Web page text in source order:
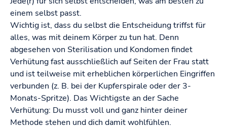
einem selbst passt.
Wichtig ist, dass du selbst die Entscheidung triffst für
alles, was mit deinem Körper zu tun hat. Denn
abgesehen von Sterilisation und Kondomen findet
Verhütung fast ausschließlich auf Seiten der Frau statt
und ist teilweise mit erheblichen körperlichen Eingriffen
verbunden (z. B. bei der Kupferspirale oder der 3-
Monats-Spritze). Das Wichtigste an der Sache
Verhütung: Du musst voll und ganz hinter deiner
Methode stehen und dich damit wohlfühlen.